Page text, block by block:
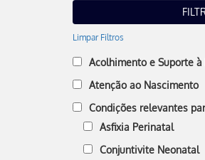
Limpar Filtros
Acolhimento e Suporte à
Atenção ao Nascimento
Condições relevantes
Asfixia Perinatal
Conjuntivite Neonatal